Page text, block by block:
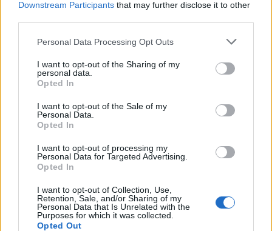
Downstream Participants that may further disclose it to other
Personal Data Processing Opt Outs
I want to opt-out of the Sharing of my
personal data.
Opted In
I want to opt-out of the Sale of my
Personal Data.
Opted In
I want to opt-out of processing my
Personal Data for Targeted Advertising.
Opted In
I want to opt-out of Collection, Use,
Retention, Sale, and/or Sharing of my
Personal Data that Is Unrelated with the
Purposes for which it was collected.
Opted Out
Qué es el cáncer cervicouterino?
Anuncios